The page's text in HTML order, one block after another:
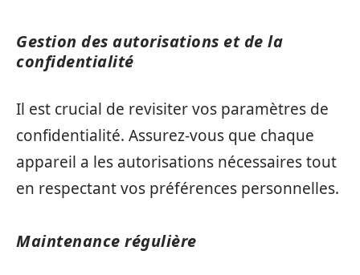
Gestion des autorisations et de la
confidentialité
Il est crucial de revisiter vos paramètres de
confidentialité. Assurez-vous que chaque
appareil a les autorisations nécessaires tout
en respectant vos préférences personnelles.
Maintenance régulière